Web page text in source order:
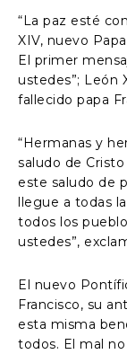
“La paz esté
XIV, nuevo Papa
El primer
ustedes”; León
fallecido papa
“Hermanas y
saludo de
este saludo de
llegue a todas
todos los
ustedes”,
El nuevo
Francisco, su
esta misma
todos. El mal